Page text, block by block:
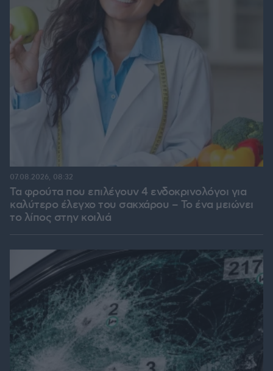
Τα φρούτα που επιλέγουν 4 ενδοκρινολόγοι για
καλύτερο έλεγχο του σακχάρου – Το ένα μειώνει
το λίπος στην κοιλιά
07.08.2026, 08:32